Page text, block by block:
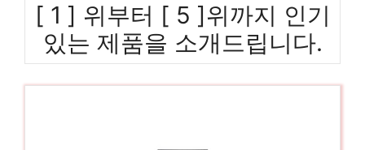
[ 1 ] 위부터 [ 5 ]위까지 인기
있는 제품을 소개드립니다.